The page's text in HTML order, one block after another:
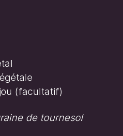
(facultatif)
de tournesol